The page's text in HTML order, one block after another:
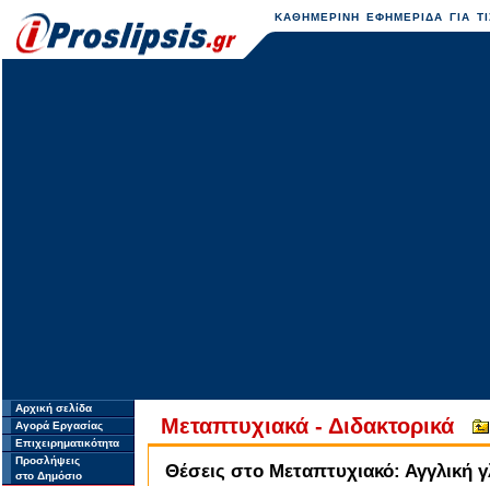
ΚΑΘΗΜΕΡΙΝΗ ΕΦΗΜΕΡΙΔΑ ΓΙΑ
Αρχική σελίδα
Αγορά Εργασίας
Επιχειρηματικότητα
Προσλήψεις
στο Δημόσιο
Μεταπτυχιακά - Διδακτορικά
Θέσεις στο Μεταπτυχιακό: Αγγλική